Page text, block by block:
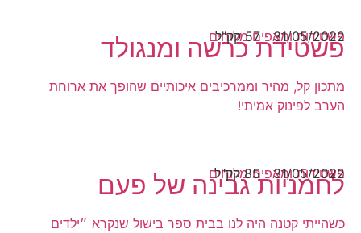
פשטידת כרשה ומנגולד
מתכון קל, מהיר וממרכיבים איכותיים שהופך את ארוחת
הערב לפינוק אמיתי!
פשטידות ומאפים מלוחים
31/05/2022 57 קק"ל
לחמניות גבינה של פעם
כשהייתי קטנה היה לנו בבית ספר בישול שנקרא ״ילדים
פשטידות ומאפים מלוחים
31/05/2022 85 קק"ל